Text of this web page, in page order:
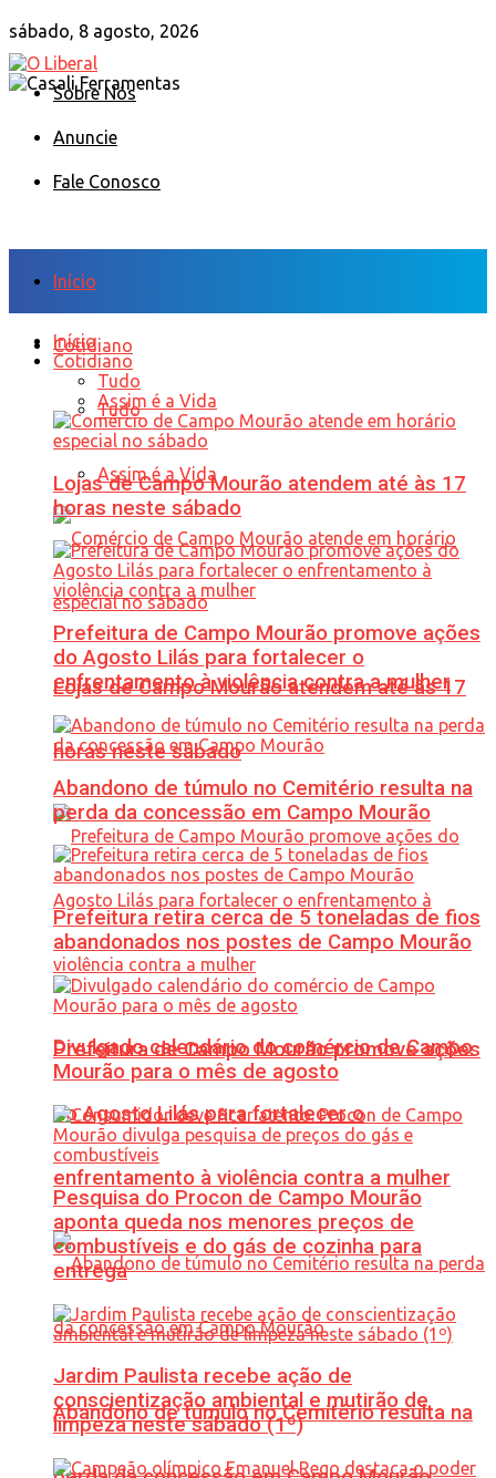
sábado, 8 agosto, 2026
Sobre Nós
Anuncie
Fale Conosco
Início
Cotidiano
Tudo
Assim é a Vida
Lojas de Campo Mourão atendem até às 17
horas neste sábado
Prefeitura de Campo Mourão promove ações
do Agosto Lilás para fortalecer o
enfrentamento à violência contra a mulher
Abandono de túmulo no Cemitério resulta na
Início
Cotidiano
Tudo
Assim é a Vida
Lojas de Campo Mourão atendem até às 17
horas neste sábado
Prefeitura de Campo Mourão promove ações
do Agosto Lilás para fortalecer o
enfrentamento à violência contra a mulher
Abandono de túmulo no Cemitério resulta na
perda da concessão em Campo Mourão
Prefeitura retira cerca de 5 toneladas de fios
abandonados nos postes de Campo Mourão
Divulgado calendário do comércio de Campo
Mourão para o mês de agosto
Pesquisa do Procon de Campo Mourão
aponta queda nos menores preços de
combustíveis e do gás de cozinha para
entrega
Jardim Paulista recebe ação de
conscientização ambiental e mutirão de
limpeza neste sábado (1º)